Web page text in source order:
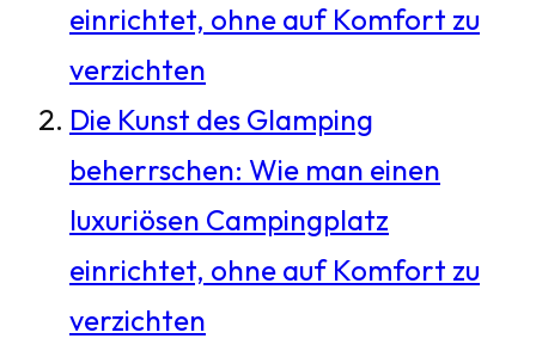
einrichtet, ohne auf Komfort zu
verzichten
Die Kunst des Glamping
beherrschen: Wie man einen
luxuriösen Campingplatz
einrichtet, ohne auf Komfort zu
verzichten